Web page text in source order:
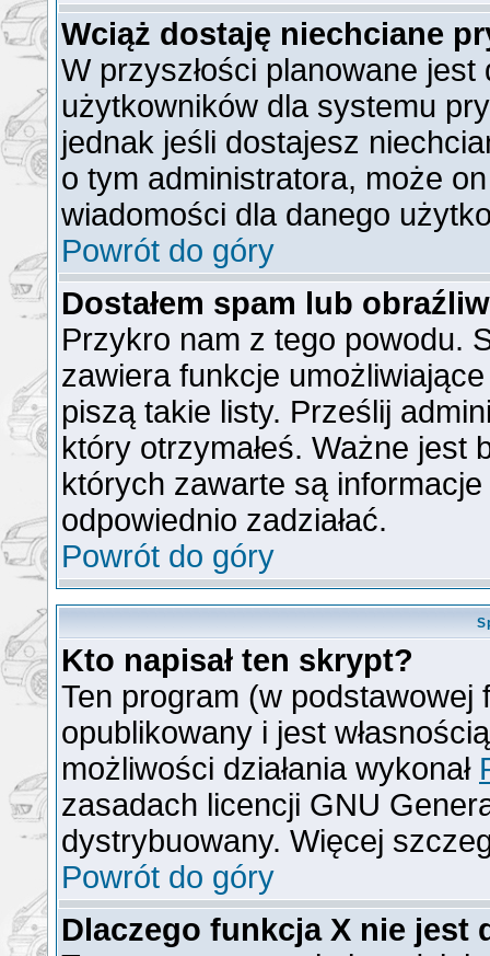
Wciąż dostaję niechciane
W przyszłości planowane
użytkowników dla systemu
jednak jeśli dostajesz
o tym administratora, może
wiadomości dla danego
Powrót do góry
Dostałem spam lub
Przykro nam z tego powodu.
zawiera funkcje
piszą takie listy. Prześlij
który otrzymałeś. Ważne jest
których zawarte są
odpowiednio zadziałać.
Powrót do góry
Kto napisał ten skrypt?
Ten program (w podstawowej
opublikowany i jest
możliwości działania wykonał
zasadach licencji GNU
dystrybuowany. Więcej
Powrót do góry
Dlaczego funkcja X nie jest